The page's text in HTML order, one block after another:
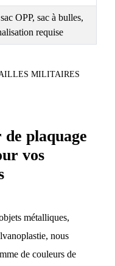
OPP, sac à bulles,
requise
de plaquage
vos
métalliques,
nous
de couleurs de